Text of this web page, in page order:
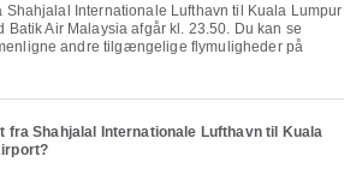
Batik Air Malaysia afgår kl. 23.50. Du kan se
andre tilgængelige flymuligheder på
fra Shahjalal Internationale Lufthavn til Kuala